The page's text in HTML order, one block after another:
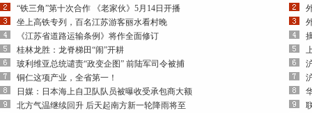
“铁三角”第十次合作 《老家伙》5月14日开播
坐上高铁专列，百名江苏游客丽水看村晚
《江苏省道路运输条例》将作全面修订
桂林龙胜：龙脊梯田“闹”开耕
玻利维亚总统谴责“政变企图” 前陆军司令被捕
铜仁这项产业，全省第一！
日媒：日本海上自卫队队员被曝收受承包商大额
北方气温继续回升 后天起南方新一轮降雨将至